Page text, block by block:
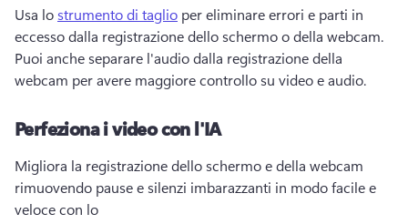
Usa lo strumento di taglio per eliminare errori e parti in
Puoi anche separare l'audio dalla registrazione della
webcam per avere maggiore controllo su video e audio.
Perfeziona i video con l'IA
Migliora la registrazione dello schermo e della webcam
rimuovendo pause e silenzi imbarazzanti in modo facile e
veloce con lo